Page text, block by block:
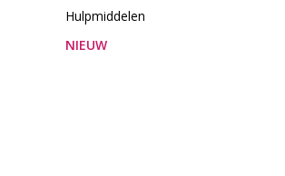
Hulpmiddelen
NIEUW